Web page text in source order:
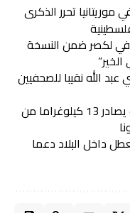
تحرر الذكرى
في لكصر ضمن النسخة
الله نقيبا للصحفيين
في عملية أمنية…الدرك يصادر 13 كيلوغراما من
داخل البلاد دعما